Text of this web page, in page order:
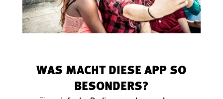
WAS MACHT DIESE APP SO
BESONDERS?